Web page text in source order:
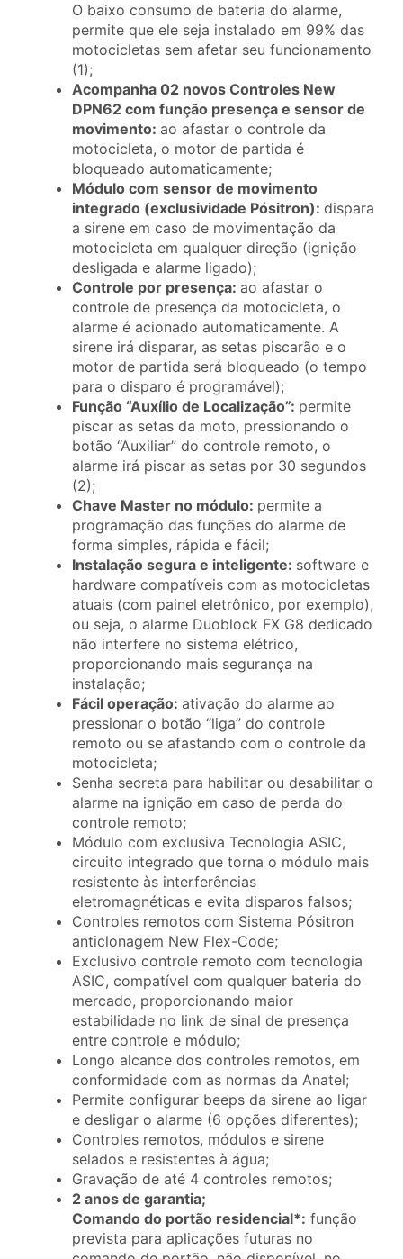
O baixo consumo de bateria do alarme,
permite que ele seja instalado em 99% das
motocicletas sem afetar seu funcionamento
(1);
Acompanha 02 novos Controles New
DPN62 com função presença e sensor de
movimento: ao afastar o controle da
motocicleta, o motor de partida é
bloqueado automaticamente;
Módulo com sensor de movimento
integrado (exclusividade Pósitron): dispara
a sirene em caso de movimentação da
motocicleta em qualquer direção (ignição
desligada e alarme ligado);
Controle por presença: ao afastar o
controle de presença da motocicleta, o
alarme é acionado automaticamente. A
sirene irá disparar, as setas piscarão e o
motor de partida será bloqueado (o tempo
para o disparo é programável);
Função “Auxílio de Localização”: permite
piscar as setas da moto, pressionando o
botão “Auxiliar” do controle remoto, o
alarme irá piscar as setas por 30 segundos
(2);
Chave Master no módulo: permite a
programação das funções do alarme de
forma simples, rápida e fácil;
Instalação segura e inteligente: software e
hardware compatíveis com as motocicletas
atuais (com painel eletrônico, por exemplo),
ou seja, o alarme Duoblock FX G8 dedicado
não interfere no sistema elétrico,
proporcionando mais segurança na
instalação;
Fácil operação: ativação do alarme ao
pressionar o botão “liga” do controle
remoto ou se afastando com o controle da
motocicleta;
Senha secreta para habilitar ou desabilitar o
alarme na ignição em caso de perda do
controle remoto;
Módulo com exclusiva Tecnologia ASIC,
circuito integrado que torna o módulo mais
resistente às interferências
eletromagnéticas e evita disparos falsos;
Controles remotos com Sistema Pósitron
anticlonagem New Flex-Code;
Exclusivo controle remoto com tecnologia
ASIC, compatível com qualquer bateria do
mercado, proporcionando maior
estabilidade no link de sinal de presença
entre controle e módulo;
Longo alcance dos controles remotos, em
conformidade com as normas da Anatel;
Permite configurar beeps da sirene ao ligar
e desligar o alarme (6 opções diferentes);
Controles remotos, módulos e sirene
selados e resistentes à água;
Gravação de até 4 controles remotos;
2 anos de garantia;
Comando do portão residencial*: função
prevista para aplicações futuras no